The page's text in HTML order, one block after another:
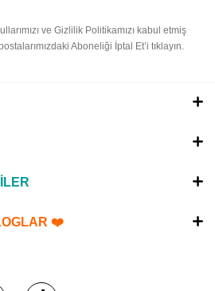
ve Gizlilik Politikamızı kabul etmiş
Aboneliği İptal Et’i tıklayın.
❤️